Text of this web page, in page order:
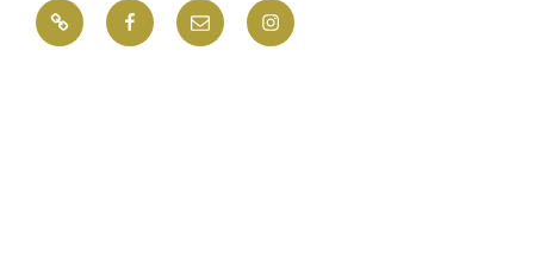
ImpressumFacebook
E-
Mail
Instagram